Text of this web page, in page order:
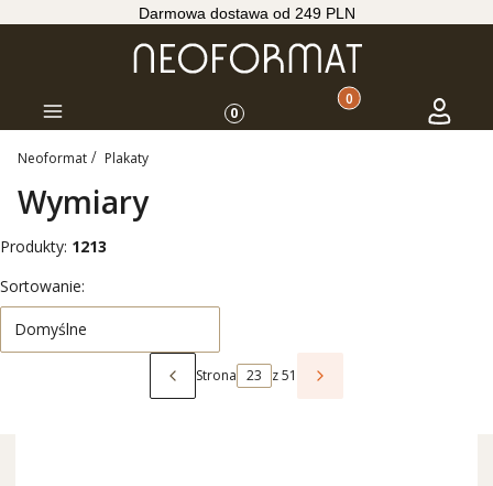
Darmowa dostawa od 249 PLN
Menu 0 Produkty w koszyku:
Koszyk Zaloguj
Neoformat Plakaty
Wymiary
Produkty: 1213
Lista produktów
Sortowanie:
Domyślne
Poprzednie produkty
Strona z 51 Następne produkty